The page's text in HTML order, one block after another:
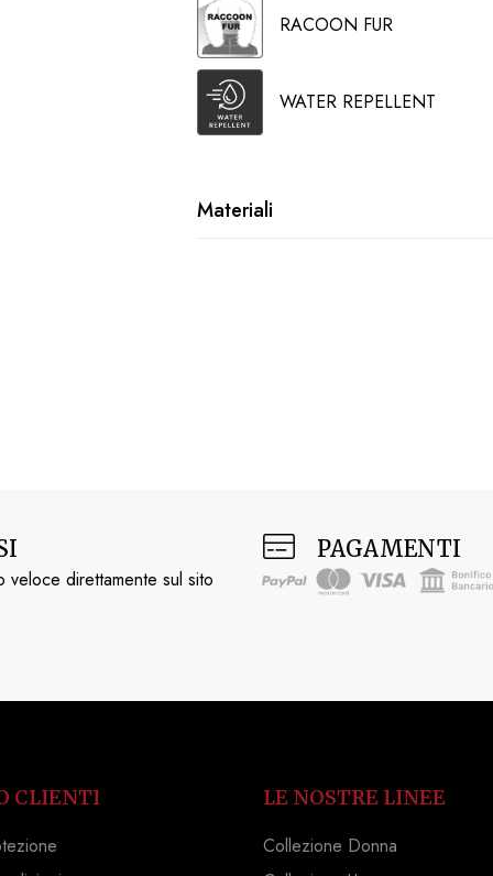
RACOON FUR
WATER REPELLENT
Materiali
veloce direttamente sul sito
PAGAMENTI
CLIENTI
LE NOSTRE LINEE
Collezione Donna